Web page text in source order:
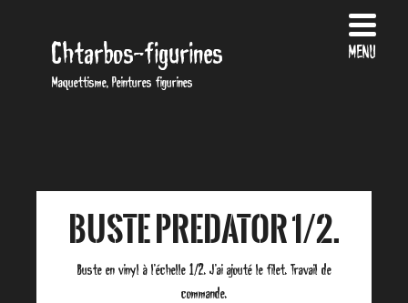
Chtarbos-figurines
Maquettisme, Peintures figurines
Buste Predator 1/2.
Buste en vinyl à l’échelle 1/2. J’ai ajouté le filet. Travail de
commande.
MENU